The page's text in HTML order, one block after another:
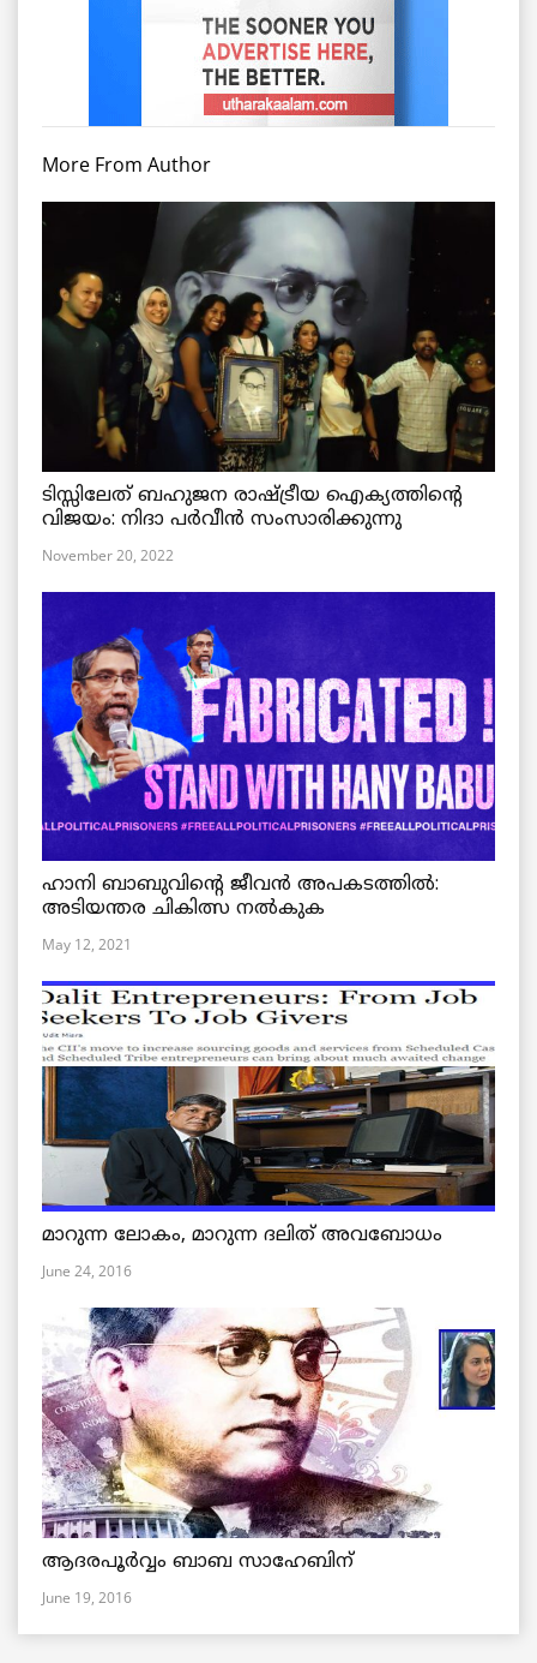
More From Author
ടിസ്സിലേത് ബഹുജന രാഷ്ട്രീയ ഐക്യത്തിന്റെ
വിജയം: നിദാ പർവീൻ സംസാരിക്കുന്നു
November 20, 2022
ഹാനി ബാബുവിന്റെ ജീവൻ അപകടത്തിൽ:
അടിയന്തര ചികിത്സ നൽകുക
May 12, 2021
മാറുന്ന ലോകം, മാറുന്ന ദലിത് അവബോധം
June 24, 2016
ആദരപൂര്‍വ്വം ബാബ സാഹേബിന്
June 19, 2016